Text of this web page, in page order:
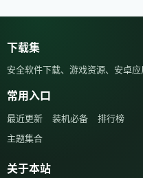
下载集
安全软件下载、游戏资源、安卓应
常用入口
最近更新 装机必备
排行榜
主题集合
关于本站